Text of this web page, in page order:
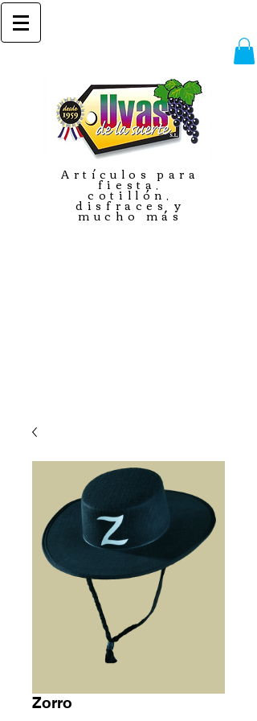
Artículos para
fiesta,
cotillón,
disfraces y
mucho más
Zorro